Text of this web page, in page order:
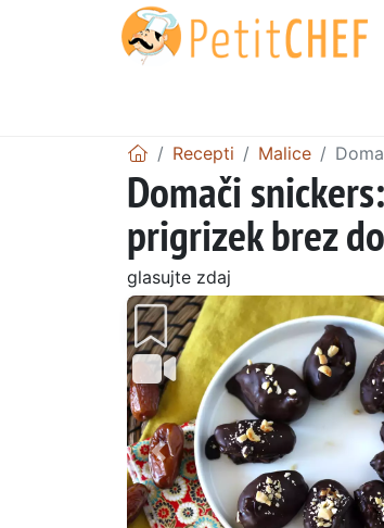
Recepti Malice
Domači
prigrizek brez
glasujte zdaj
Prejšnji